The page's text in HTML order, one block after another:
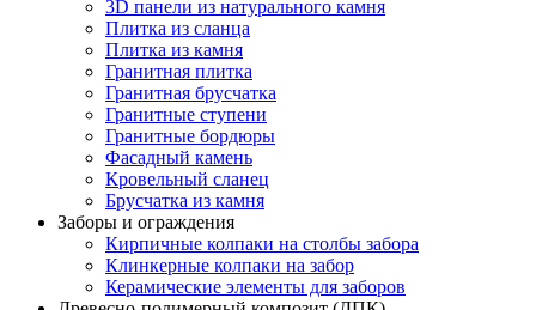
3D панели из натурального камня
Плитка из сланца
Плитка из камня
Гранитная плитка
Гранитная брусчатка
Гранитные ступени
Гранитные бордюры
Фасадный камень
Кровельный сланец
Брусчатка из камня
Заборы и ограждения
Кирпичные колпаки на столбы забора
Клинкерные колпаки на забор
Керамические элементы для заборов